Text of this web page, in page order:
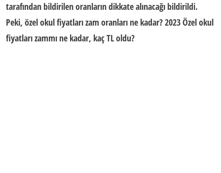
tarafından bildirilen oranların dikkate alınacağı bildirildi.
Peki, özel okul fiyatları zam oranları ne kadar? 2023 Özel okul
fiyatları zammı ne kadar, kaç TL oldu?